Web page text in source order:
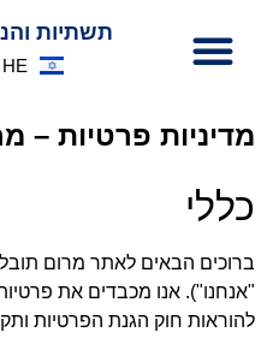
תשתיות
HE
מדיניות פרטיות –
כללי
ברוכים הבאים לאתר מרום תובל
"אנחנו"). אנו מכבדים את
להוראות חוק הגנת הפרטיות